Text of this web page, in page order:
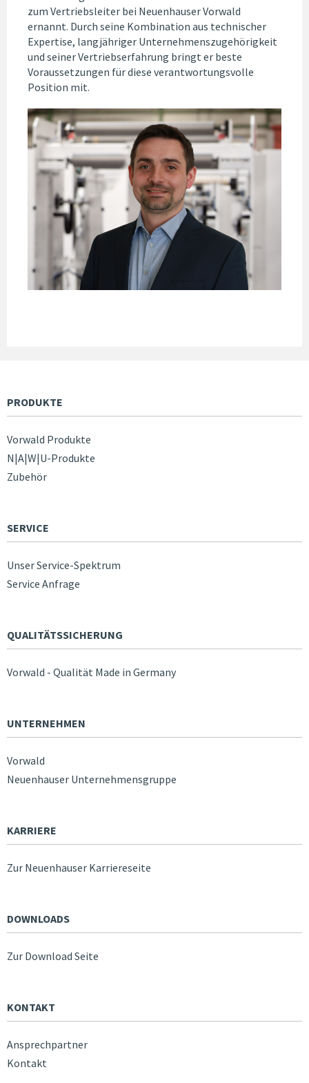
zum Vertriebsleiter bei Neuenhauser Vorwald
ernannt. Durch seine Kombination aus technischer
Expertise, langjähriger Unternehmenszugehörigkeit
und seiner Vertriebserfahrung bringt er beste
Voraussetzungen für diese verantwortungsvolle
Position mit.
PRODUKTE
Vorwald Produkte
N|A|W|U-Produkte
Zubehör
SERVICE
Unser Service-Spektrum
Service Anfrage
QUALITÄTSSICHERUNG
Vorwald - Qualität Made in Germany
UNTERNEHMEN
Vorwald
Neuenhauser Unternehmensgruppe
KARRIERE
Zur Neuenhauser Karriereseite
DOWNLOADS
Zur Download Seite
KONTAKT
Ansprechpartner
Kontakt